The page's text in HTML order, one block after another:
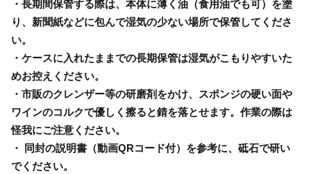
・長期間保管する際は、本体に薄く油（食用油でも可）を塗
り、新聞紙などに包んで湿気の少ない場所で保管してくださ
い。
・ケースに入れたままでの長期保管は湿気がこもりやすいた
めお控えください。
・市販のクレンザー等の研磨剤をかけ、スポンジの硬い面や
ワインのコルクで優しく擦ると錆を落とせます。作業の際は
怪我にご注意ください。
・ 同封の説明書（動画QRコード付）を参考に、砥石で研い
でください。